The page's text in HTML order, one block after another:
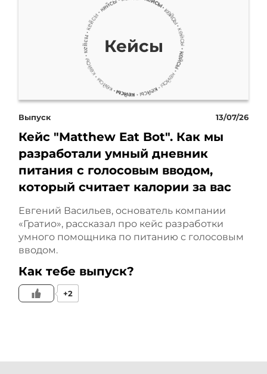
времени смотреть на
компанию целостно.
Поэтому они смотрят на
компанию, как на
лоскутное одеяло с
волшебными таблетками.
Ну и, соответственно, к
чему это приводит? Это
приводит к тому, что в
вашей компании и в
вашей системе
управления копятся
Кейсы
Выпуск 13/07/26
Кейс "Matthew Eat Bot". Как мы
разработали умный дневник
питания с голосовым вводом,
который считает калории за вас
Евгений Васильев, основатель компании
«Гратио», рассказал про кейс разработки
умного помощника по питанию с голосовым
вводом.
Как тебе выпуск?
+2